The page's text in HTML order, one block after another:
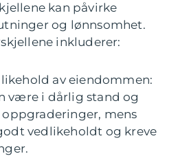
kan påvirke
og lønnsomhet.
inkluderer:
av eiendommen:
være i dårlig stand og
mens
vedlikeholdt og kreve